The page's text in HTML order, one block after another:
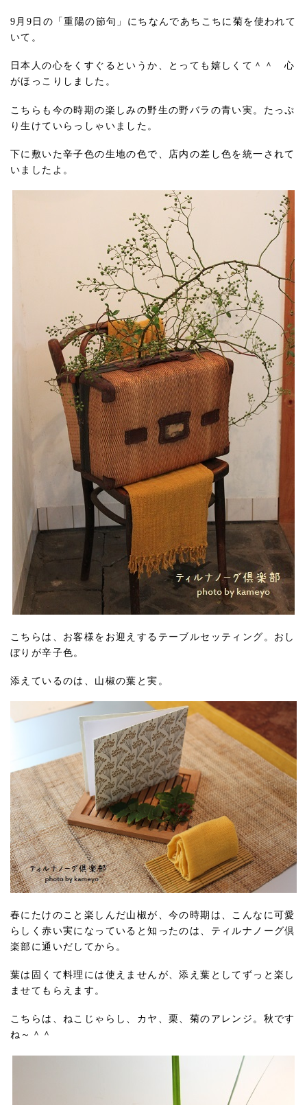
9月9日の「重陽の節句」にちなんであちこちに菊を使われて
いて。
日本人の心をくすぐるというか、とっても嬉しくて＾＾ 心
がほっこりしました。
こちらも今の時期の楽しみの野生の野バラの青い実。たっぷ
り生けていらっしゃいました。
下に敷いた辛子色の生地の色で、店内の差し色を統一されて
いましたよ。
こちらは、お客様をお迎えするテーブルセッティング。おし
ぼりが辛子色。
添えているのは、山椒の葉と実。
春にたけのこと楽しんだ山椒が、今の時期は、こんなに可愛
らしく赤い実になっていると知ったのは、ティルナノーグ倶
楽部に通いだしてから。
葉は固くて料理には使えませんが、添え葉としてずっと楽し
ませてもらえます。
こちらは、ねこじゃらし、カヤ、栗、菊のアレンジ。秋です
ね～＾＾